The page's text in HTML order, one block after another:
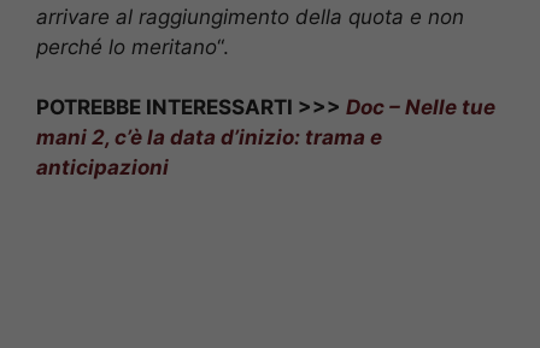
arrivare al raggiungimento della quota e non
perché lo meritano“.
POTREBBE INTERESSARTI >>> Doc – Nelle tue
mani 2, c’è la data d’inizio: trama e
anticipazioni